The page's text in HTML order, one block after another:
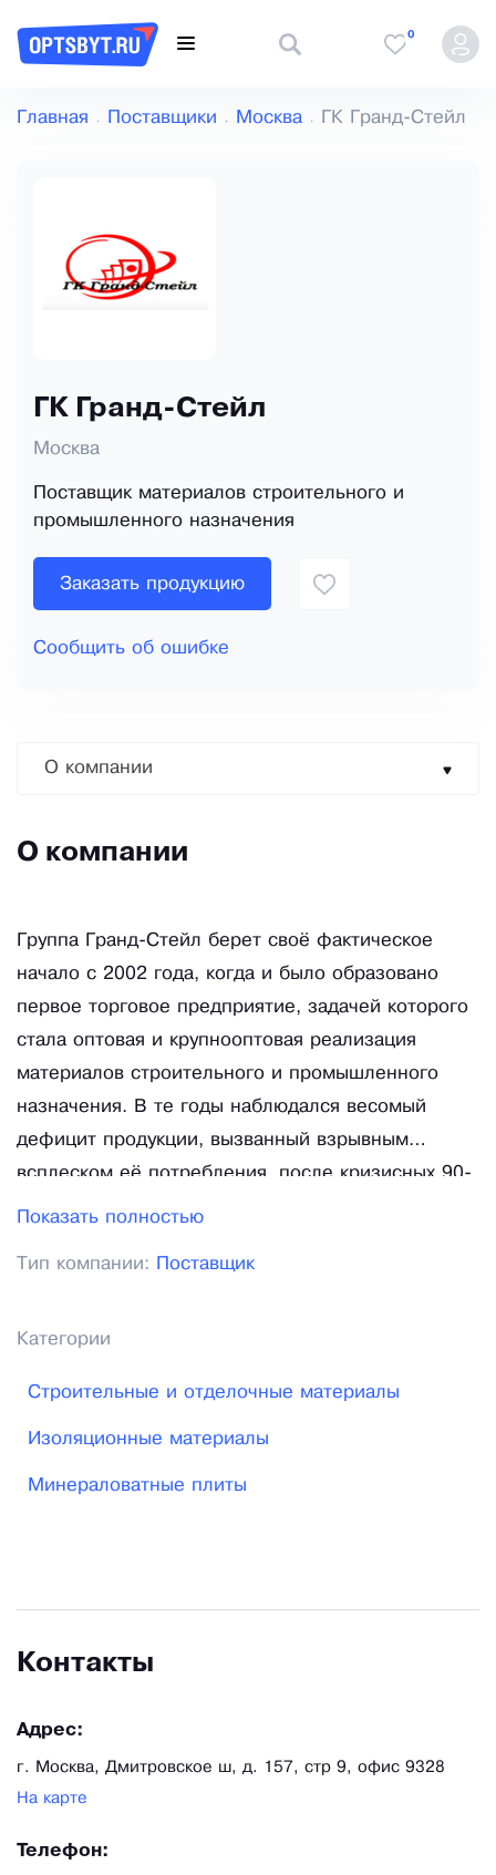
0
Главная Поставщики Москва ГК Гранд-Стейл
ГК Гранд-Стейл
Москва
Поставщик материалов строительного и
промышленного назначения
Заказать продукцию
Сообщить об ошибке
О компании
О компании
Группа Гранд-Стейл берет своё фактическое
начало с 2002 года, когда и было образовано
первое торговое предприятие, задачей которого
стала оптовая и крупнооптовая реализация
материалов строительного и промышленного
назначения. В те годы наблюдался весомый
дефицит продукции, вызванный взрывным
всплеском её потребления, после кризисных 90-
х. Несмотря на это мы, уверенно пробивая бреши
строительными и пром. материалами по
успешной работы нами было создано огромное
держать ценовую планку на комфортном уровне
для покупателя.
Показать полностью
Тип компании: Поставщик
Категории
Строительные и отделочные материалы
Изоляционные материалы
Минераловатные плиты
Контакты
Адрес:
г. Москва, Дмитровское ш, д. 157, стр 9, офис 9328
На карте
Телефон: